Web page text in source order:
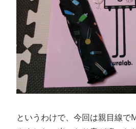
というわけで、今回は親目線で